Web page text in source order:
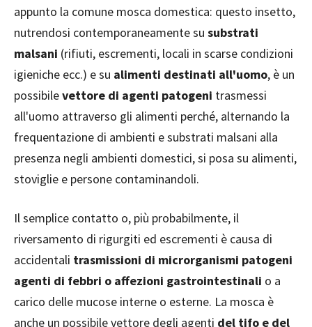
appunto la comune mosca domestica: questo insetto,
nutrendosi contemporaneamente su substrati
malsani (rifiuti, escrementi, locali in scarse condizioni
igieniche ecc.) e su alimenti destinati all'uomo, è un
possibilevettore di agenti patogeni trasmessi
all'uomo attraverso gli alimenti perché, alternando la
frequentazione di ambienti e substrati malsani alla
presenza negli ambienti domestici, si posa su alimenti,
stoviglie e persone contaminandoli.
Il semplice contatto o, più probabilmente, il
riversamento di rigurgiti ed escrementi è causa di
accidentali trasmissioni di microrganismi patogeni
agenti di febbri o affezioni gastrointestinali o a
carico delle mucose interne o esterne. La mosca è
anche un possibile vettore degli agenti del tifo e del